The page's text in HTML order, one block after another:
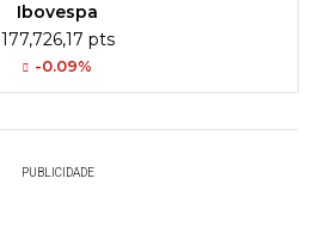
Ibovespa
177,726,17 pts
-0.09%
PUBLICIDADE